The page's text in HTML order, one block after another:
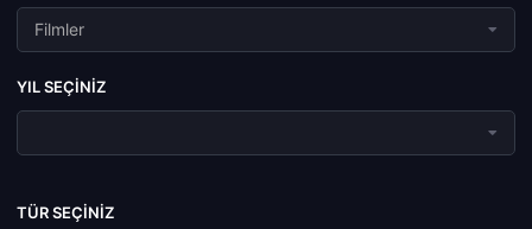
Filmler
YIL SEÇINIZ
TÜR SEÇINIZ